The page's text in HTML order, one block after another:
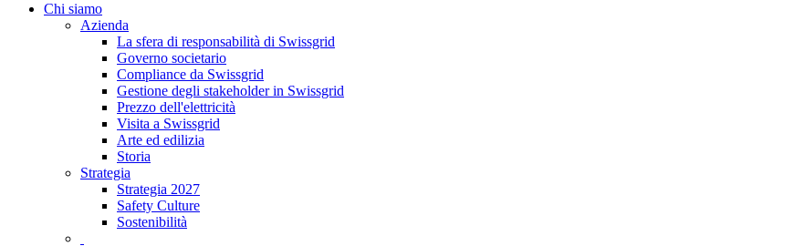
Chi siamo
Azienda
La sfera di responsabilità di Swissgrid
Governo societario
Compliance da Swissgrid
Gestione degli stakeholder in Swissgrid
Prezzo dell'elettricità
Visita a Swissgrid
Arte ed edilizia
Storia
Strategia
Strategia 2027
Safety Culture
Sostenibilità